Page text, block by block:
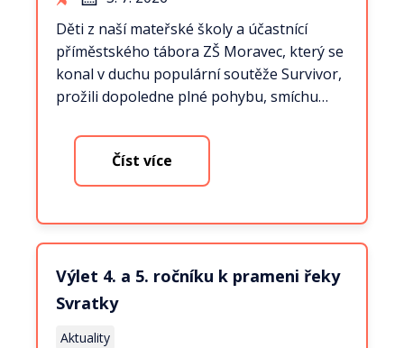
Děti z naší mateřské školy a účastnící
příměstského tábora ZŠ Moravec, který se
konal v duchu populární soutěže Survivor,
prožili dopoledne plné pohybu, smíchu…
Číst více
Výlet 4. a 5. ročníku k prameni řeky
Svratky
Aktuality